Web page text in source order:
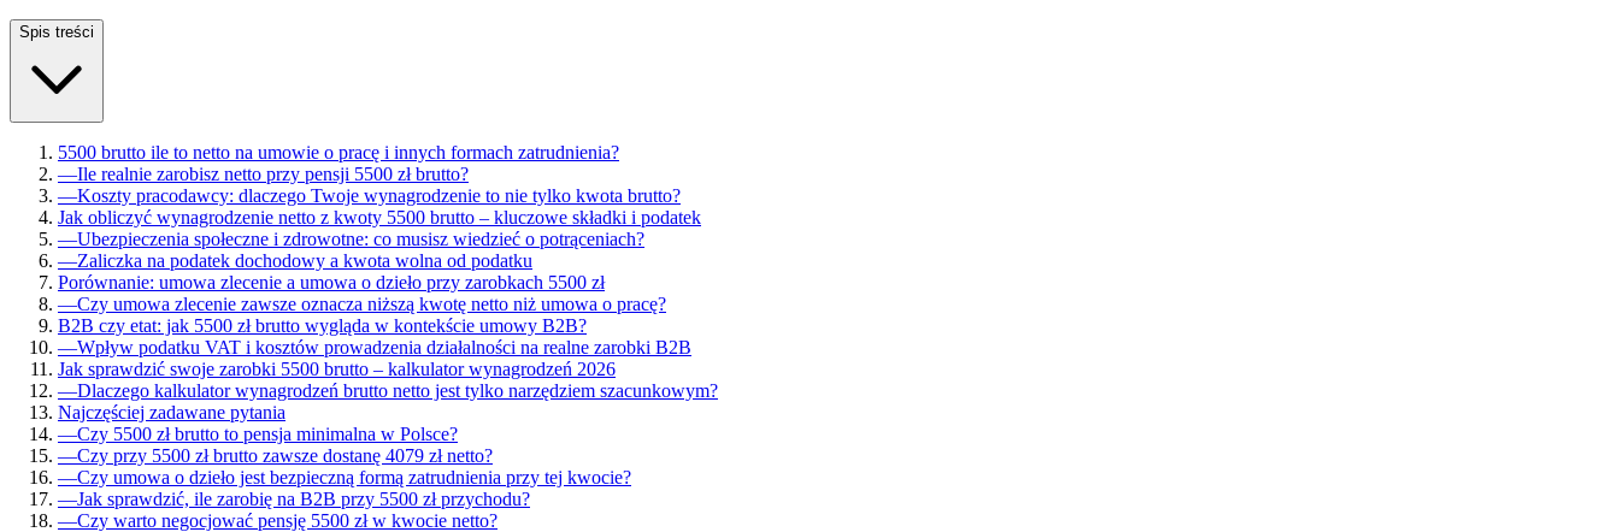
Spis treści
5500 brutto ile to netto na umowie o pracę i innych formach zatrudnienia?
—Ile realnie zarobisz netto przy pensji 5500 zł brutto?
—Koszty pracodawcy: dlaczego Twoje wynagrodzenie to nie tylko kwota brutto?
Jak obliczyć wynagrodzenie netto z kwoty 5500 brutto – kluczowe składki i podatek
—Ubezpieczenia społeczne i zdrowotne: co musisz wiedzieć o potrąceniach?
—Zaliczka na podatek dochodowy a kwota wolna od podatku
Porównanie: umowa zlecenie a umowa o dzieło przy zarobkach 5500 zł
—Czy umowa zlecenie zawsze oznacza niższą kwotę netto niż umowa o pracę?
B2B czy etat: jak 5500 zł brutto wygląda w kontekście umowy B2B?
—Wpływ podatku VAT i kosztów prowadzenia działalności na realne zarobki B2B
Jak sprawdzić swoje zarobki 5500 brutto – kalkulator wynagrodzeń 2026
—Dlaczego kalkulator wynagrodzeń brutto netto jest tylko narzędziem szacunkowym?
Najczęściej zadawane pytania
—Czy 5500 zł brutto to pensja minimalna w Polsce?
—Czy przy 5500 zł brutto zawsze dostanę 4079 zł netto?
—Czy umowa o dzieło jest bezpieczną formą zatrudnienia przy tej kwocie?
—Jak sprawdzić, ile zarobię na B2B przy 5500 zł przychodu?
—Czy warto negocjować pensję 5500 zł w kwocie netto?